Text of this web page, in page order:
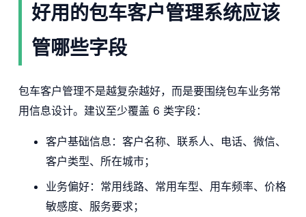
好用的包车客户管理系统应该
管哪些字段
包车客户管理不是越复杂越好，而是要围绕包车业务常
用信息设计。建议至少覆盖 6 类字段：
客户基础信息：客户名称、联系人、电话、微信、
客户类型、所在城市；
业务偏好：常用线路、常用车型、用车频率、价格
敏感度、服务要求；